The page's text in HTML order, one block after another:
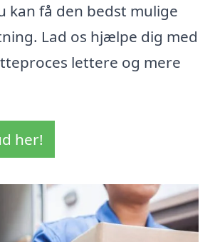
kan få den bedst mulige
Lad os hjælpe dig med
lettere og mere
her!